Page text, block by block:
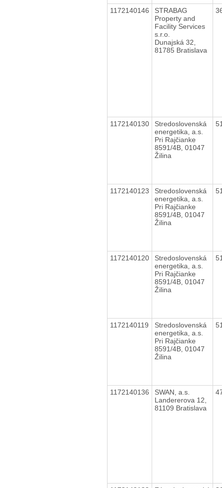
1172140146
STRABAG
Property and
Facility Services
s.r.o.
Dunajská 32,
81785 Bratislava
1172140130
Stredoslovenská
energetika, a.s.
Pri Rajčianke
8591/4B, 01047
Žilina
1172140123
Stredoslovenská
energetika, a.s.
Pri Rajčianke
8591/4B, 01047
Žilina
1172140120
Stredoslovenská
energetika, a.s.
Pri Rajčianke
8591/4B, 01047
Žilina
1172140119
Stredoslovenská
energetika, a.s.
Pri Rajčianke
8591/4B, 01047
Žilina
1172140136
SWAN, a.s.
Landererova 12,
81109 Bratislava